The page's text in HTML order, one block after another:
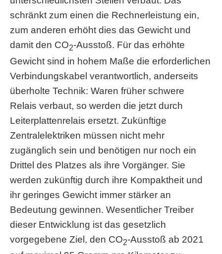
schränkt zum einen die Rechnerleistung ein,
zum anderen erhöht dies das Gewicht und
damit den CO2-Ausstoß. Für das erhöhte
Gewicht sind in hohem Maße die erforderlichen
Verbindungskabel verantwortlich, anderseits
überholte Technik: Waren früher schwere
Relais verbaut, so werden die jetzt durch
Leiterplattenrelais ersetzt. Zukünftige
Zentralelektriken müssen nicht mehr
zugänglich sein und benötigen nur noch ein
Drittel des Platzes als ihre Vorgänger. Sie
werden zukünftig durch ihre Kompaktheit und
ihr geringes Gewicht immer stärker an
Bedeutung gewinnen. Wesentlicher Treiber
dieser Entwicklung ist das gesetzlich
vorgegebene Ziel, den CO2-Ausstoß ab 2021